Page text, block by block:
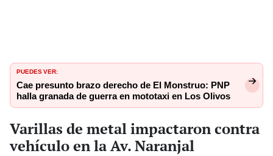
PUEDES VER:
Cae presunto brazo derecho de El Monstruo: PNP
halla granada de guerra en mototaxi en Los Olivos
Varillas de metal impactaron contra
vehículo en la Av. Naranjal